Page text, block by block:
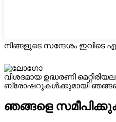
നിങ്ങളുടെ സന്ദേശം
വിശദമായ ഉദ്ധരണി
ബ്രോഷറുകൾക്കുമായി
ഞങ്ങളെ